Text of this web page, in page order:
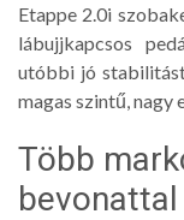
Etappe 2.0i
lábujjkapcsos
utóbbi jó
magas szintű, nagy
Több